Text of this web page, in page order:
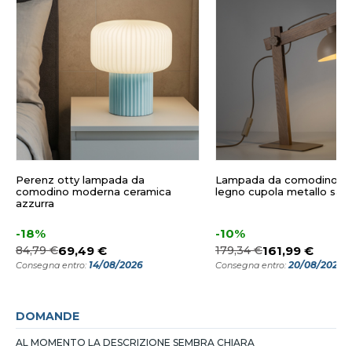
Perenz otty lampada da
comodino moderna ceramica
azzurra
-18%
84,79 €69,49 €
Consegna entro: 14/08/2026
Lampada da comodino
legno cupola metallo
-10%
179,34 €161,99 €
Consegna entro:20/08/2026
DOMANDE
AL MOMENTO LA DESCRIZIONE SEMBRA CHIARA